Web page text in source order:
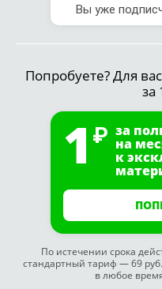
Вы уже
Попробуете? Для
за
1 за
на
к
По истечении срока
стандартный тариф — 69
в любое